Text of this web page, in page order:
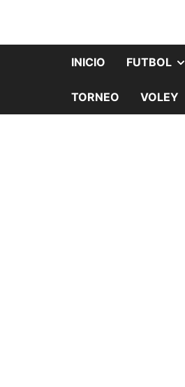
INICIO FUTBOL
TORNEO VOLEY